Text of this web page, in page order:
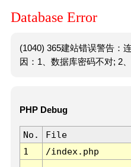
Database Error
(1040) 365建站错误警告：
因：1、数据库密码不对; 2
PHP Debug
No. File
1
/index.php